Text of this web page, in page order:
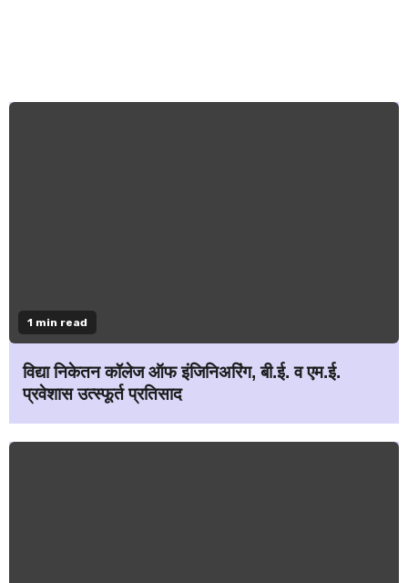
1 min read
विद्या निकेतन कॉलेज ऑफ इंजिनिअरिंग, बी.ई. व एम.ई.
प्रवेशास उत्स्फूर्त प्रतिसाद